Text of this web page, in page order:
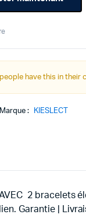
:
749د.م..
:
599د.م..
have this in their
Marque : KIESLECT
2 bracelets
Garantie |